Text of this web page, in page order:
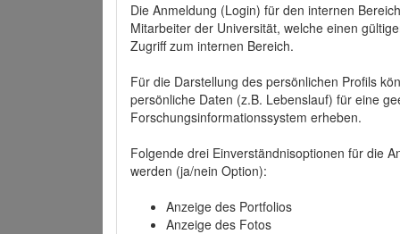
Die Anmeldung (Login) für den internen
Mitarbeiter der Universität, welche einen
Zugriff zum internen Bereich.
Für die Darstellung des persönlichen Profils
persönliche Daten (z.B. Lebenslauf) für eine
Forschungsinformationssystem erheben.
Folgende drei Einverständnisoptionen für die
werden (ja/nein Option):
Anzeige des Portfolios
Anzeige des Fotos